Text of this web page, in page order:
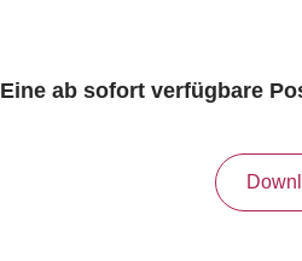
Eine ab sofort verfügbare